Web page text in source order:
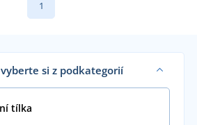
1
si z podkategorií
tílka